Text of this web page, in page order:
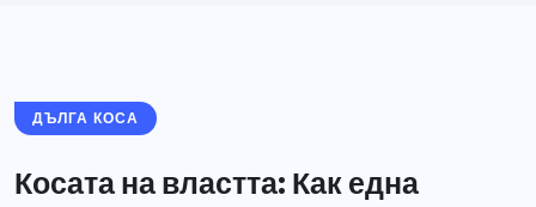
ДЪЛГА КОСА
Косата на властта: Как една